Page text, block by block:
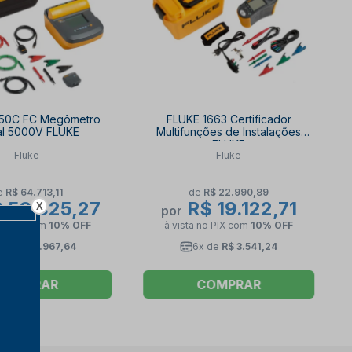
FC Megômetro
5000V FLUKE
Fluke
R$ 64.713,11
53.825,27
com 10% OFF
R$ 9.967,64
COMPRAR
FLUKE 1663 Certificador
Multifunções de Instalações
FLUKE
Fluke
de R$ 22.990,89
por R$ 19.122,71
à vista no PIX com 10% OFF
6x de R$ 3.541,24
COMPRAR
X